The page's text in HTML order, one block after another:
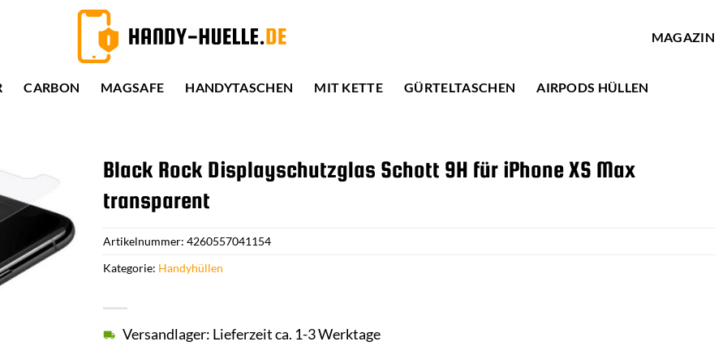
MAGAZIN
CARBON MAGSAFE HANDYTASCHEN MIT KETTE GÜRTELTASCHEN AIRPODS HÜLLEN
Black Rock Displayschutzglas Schott 9H für iPhone XS Max
transparent
Versandlager: Lieferzeit ca. 1-3 Werktage
Artikelnummer: 4260557041154
Kategorie: Handyhüllen